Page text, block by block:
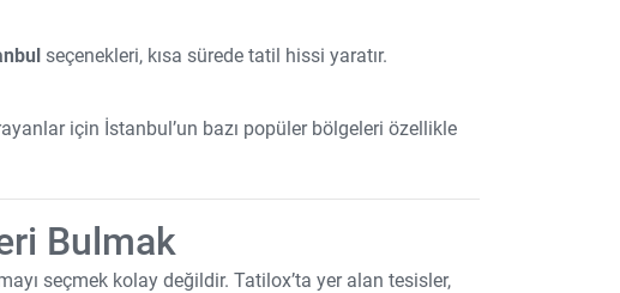
seçenekleri, kısa sürede tatil hissi yaratır.
için İstanbul’un bazı popüler bölgeleri özellikle
Bulmak
seçmek kolay değildir. Tatilox’ta yer alan tesisler,